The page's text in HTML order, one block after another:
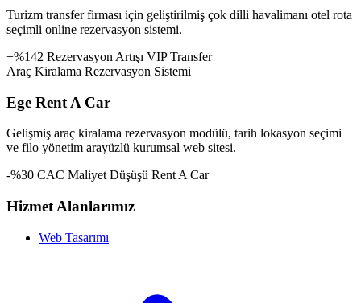
Turizm transfer firması için geliştirilmiş çok dilli havalimanı otel rota
seçimli online rezervasyon sistemi.
+%142 Rezervasyon Artışı VIP Transfer
Araç Kiralama Rezervasyon Sistemi
Ege Rent A Car
Gelişmiş araç kiralama rezervasyon modülü, tarih lokasyon seçimi
ve filo yönetim arayüzlü kurumsal web sitesi.
-%30 CAC Maliyet Düşüşü Rent A Car
Hizmet Alanlarımız
Web Tasarımı